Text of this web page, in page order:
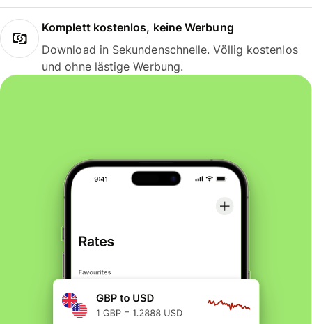
Komplett kostenlos, keine Werbung
Download in Sekundenschnelle. Völlig kostenlos
und ohne lästige Werbung.